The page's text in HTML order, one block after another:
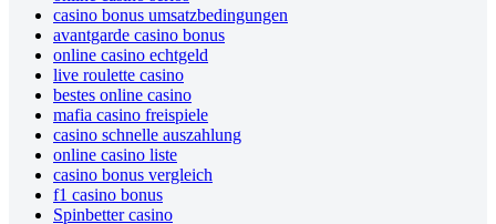
casino bonus umsatzbedingungen
avantgarde casino bonus
online casino echtgeld
live roulette casino
bestes online casino
mafia casino freispiele
casino schnelle auszahlung
online casino liste
casino bonus vergleich
f1 casino bonus
Spinbetter casino